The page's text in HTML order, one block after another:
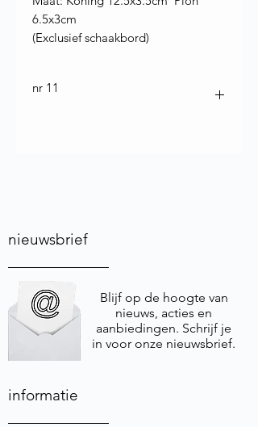
6.5x3cm
(Exclusief schaakbord)
nr 11
nieuwsbrief
Blijf op de hoogte van
nieuws, acties en
aanbiedingen. Schrijf je
in voor onze nieuwsbrief.
informatie